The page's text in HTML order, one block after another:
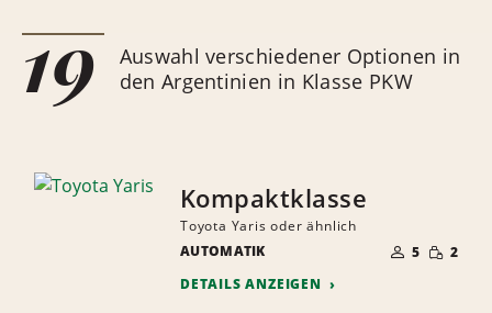
19
Auswahl verschiedener Optionen in
den Argentinien in Klasse PKW
Kompaktklasse
Toyota Yaris oder ähnlich
AUTOMATIK
DER
MITFAHRER
5 GERINGE
MENGE
2
DETAILS ANZEIGEN